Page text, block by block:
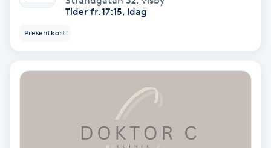
Herrklippning
Tider fr. 17:15, Idag
Presentkort